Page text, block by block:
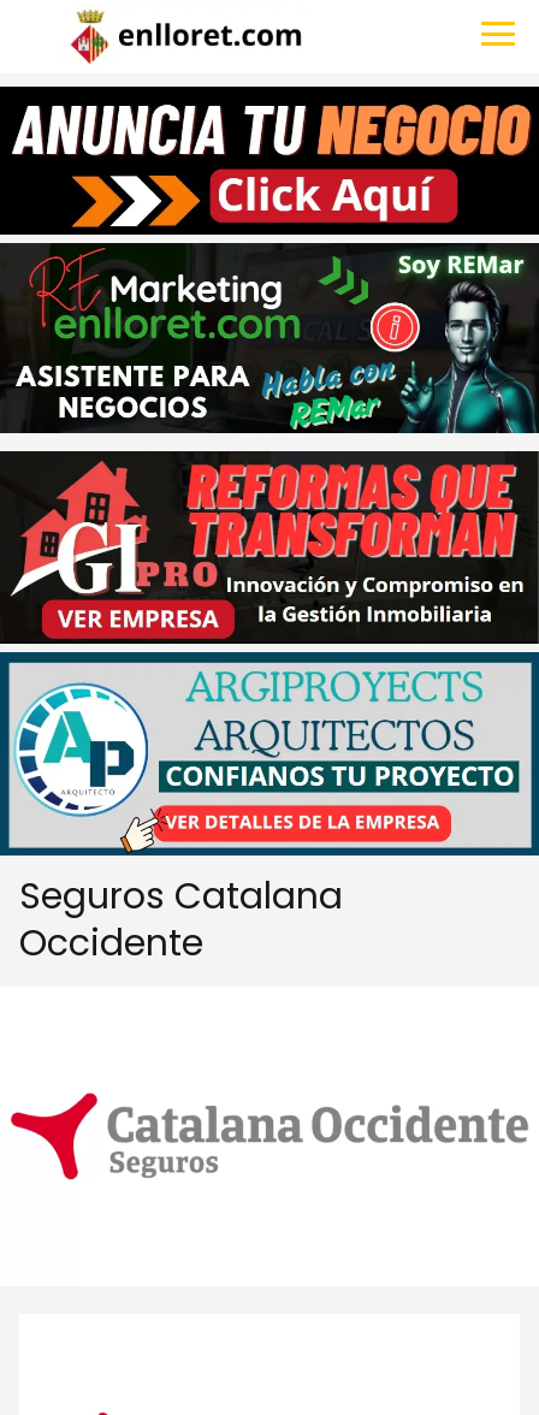
Seguros Catalana
Occidente